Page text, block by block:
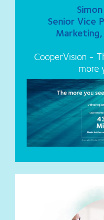
Senior Vice
CooperVision -
more